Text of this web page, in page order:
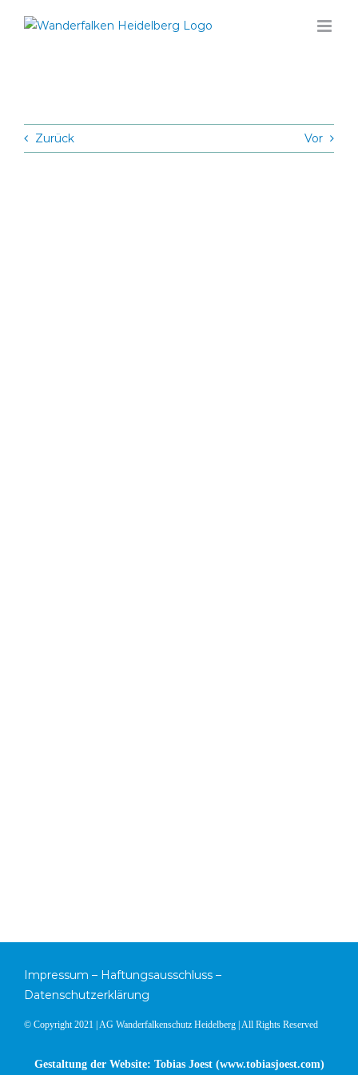
Inhalt
Zurück Vor
Impressum – Haftungsausschluss –
Datenschutzerklärung
© Copyright 2021 | AG Wanderfalkenschutz Heidelberg | All Rights Reserved
Gestaltung der Website: Tobias Joest (www.tobiasjoest.com)